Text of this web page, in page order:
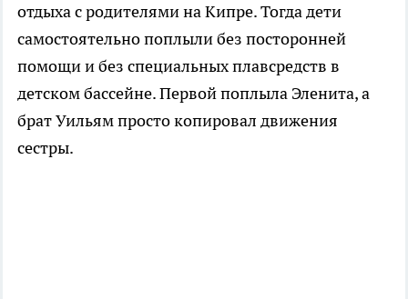
отдыха с родителями на Кипре. Тогда дети
самостоятельно поплыли без посторонней
помощи и без специальных плавсредств в
детском бассейне. Первой поплыла Эленита, а
брат Уильям просто копировал движения
сестры.